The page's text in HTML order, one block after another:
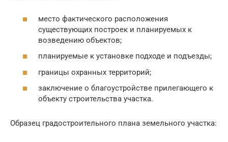
место фактического расположения
существующих построек и планируемых к
возведению объектов;
планируемые к установке подходе и подъезды;
границы охранных территорий;
заключение о благоустройстве прилегающего к
объекту строительства участка.
Образец градостроительного плана земельного участка: